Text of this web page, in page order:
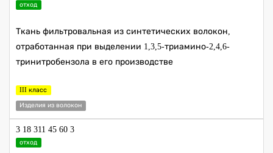
отход
Ткань фильтровальная из синтетических волокон,
отработанная при выделении 1,3,5-триамино-2,4,6-
тринитробензола в его производстве
III класс
Изделия из волокон
3 18 311 45 60 3
отход